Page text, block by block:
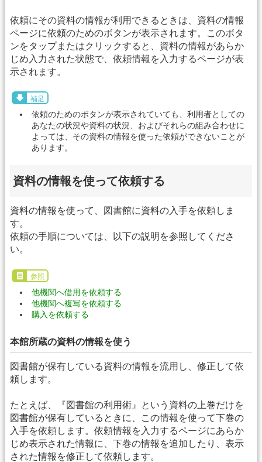
依頼にその資料の情報が利用できるときは、資料の情報
ページに依頼のためのボタンが表示されます。このボタ
ンをタップまたはクリックすると、資料の情報があらか
じめ入力された状態で、依頼情報を入力するページが表
示されます。
補足
依頼のためのボタンが表示されていても、利用者としての
あなたの状況や資料の状況、およびそれらの組み合わせに
よっては、その資料の情報を使った依頼ができないことが
あります。
資料の情報を使って依頼する
資料の情報を使って、図書館に資料の入手を依頼しま
す。
依頼の手順については、以下の説明を参照してくださ
い。
参照
他機関へ借用を依頼する
他機関へ複写を依頼する
購入を依頼する
本館所蔵の資料の情報を使う
図書館が保有している資料の情報を流用し、修正して依
頼します。
たとえば、『図書館の利用術』という資料の上巻だけを
図書館が保有しているときに、この情報を使って下巻の
入手を依頼します。依頼情報を入力するページにあらか
じめ表示された情報に、下巻の情報を追加したり、表示
された情報を修正して依頼します。